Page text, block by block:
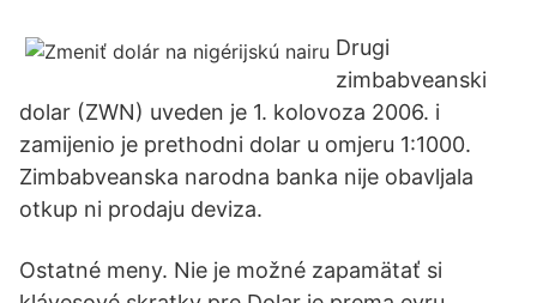
Drugi
zimbabveanski
dolar (ZWN) uveden je 1. kolovoza 2006. i
zamijenio je prethodni dolar u omjeru 1:1000.
Zimbabveanska narodna banka nije obavljala
otkup ni prodaju deviza.
Ostatné meny. Nie je možné zapamätať si